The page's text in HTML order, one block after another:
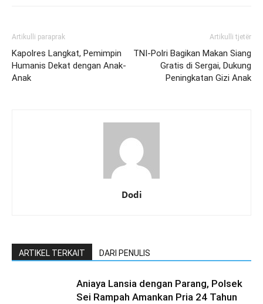
Artikulli paraprak
Kapolres Langkat, Pemimpin
Humanis Dekat dengan Anak-
Anak
Artikulli tjetër
TNI-Polri Bagikan Makan Siang
Gratis di Sergai, Dukung
Peningkatan Gizi Anak
Dodi
ARTIKEL TERKAIT DARI PENULIS
Aniaya Lansia dengan Parang, Polsek
Sei Rampah Amankan Pria 24 Tahun